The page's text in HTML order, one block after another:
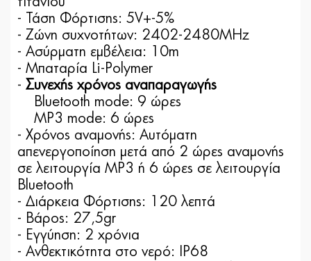
- Τάση Φόρτισης: 5V+-5%
- Ζώνη συχνοτήτων: 2402-2480MHz
- Ασύρματη εμβέλεια: 10m
- Μπαταρία Li-Polymer
- Συνεχής χρόνος αναπαραγωγής
Bluetooth mode: 9 ώρες
MP3 mode: 6 ώρες
- Χρόνος αναμονής: Αυτόματη
απενεργοποίηση μετά από 2 ώρες αναμονής
σε λειτουργία MP3 ή 6 ώρες σε λειτουργία
Bluetooth
- Διάρκεια Φόρτισης: 120 λεπτά
- Βάρος: 27,5gr
- Εγγύηση: 2 χρόνια
- Ανθεκτικότητα στο νερό: IP68